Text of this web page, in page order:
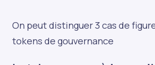
On peut distinguer 3 cas de
tokens de gouvernance